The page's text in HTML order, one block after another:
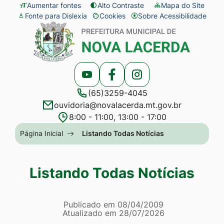
Seção
de
atalhos
acessibilidade
Ir
para
conteúdo
menu
[alt+2]
para
Aumentar fontes Alto Contraste
Mapa do Site
Fonte para Dislexia
Cookies
Abrir
preferências
de
cookies
Sobre Acessibilidade
Seção
menu
Acessar
a
Rede
Social
Acessar
a
Rede
Social
Acessar
a
Rede
Social
(65)3259-4045
ouvidoria@novalacerda.mt.gov.br
8:00 - 11:00, 13:00 - 17:00
Seção
do
principal
Página Inicial Listando Todas Notícias
Listando Todas Notícias
Página Listando Todas
Informações
Publicado em 08/04/2009
Atualizado em 28/07/2026